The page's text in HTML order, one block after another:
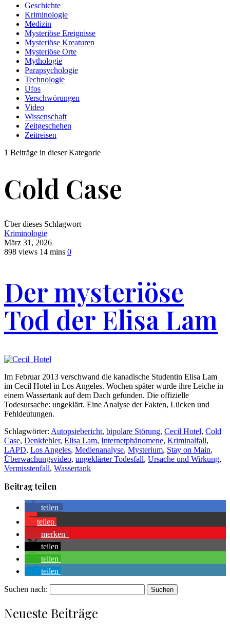
Geschichte
Kriminologie
Medizin
Mysteriöse Ereignisse
Mysteriöse Kreaturen
Mysteriöse Orte
Mythologie
Parapsychologie
Technologie
Ufos
Verschwörungen
Video
Wissenschaft
Zeitgeschehen
Zeitreisen
1 Beiträge in dieser Kategorie
Cold Case
Über dieses Schlagwort
Kriminologie
März 31, 2026
898 views 14 mins 0
Der mysteriöse
Tod der Elisa Lam
Im Februar 2013 verschwand die kanadische Studentin Elisa Lam
im Cecil Hotel in Los Angeles. Wochen später wurde ihre Leiche in
einem Wassertank auf dem Dach gefunden. Die offizielle
Todesursache: ungeklärt. Eine Analyse der Fakten, Lücken und
Fehldeutungen.
Schlagwörter: Autopsiebericht, bipolare Störung, Cecil Hotel, Cold
Case, Denkfehler, Elisa Lam, Internetphänomene, Kriminalfall,
LAPD, Los Angeles, Medienanalyse, Mysterium, Stay on Main,
Überwachungsvideo, ungeklärter Todesfall, Ursache und Wirkung,
Vermisstenfall, Wassertank
Beitrag teilen
teilen
teilen
merken
teilen
teilen
teilen
Suchen nach:
Neueste Beiträge